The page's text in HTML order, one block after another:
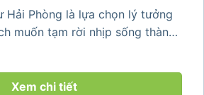
Hải Phòng là lựa chọn lý tưởng
muốn tạm rời nhịp sống thành
gian núi rừng trong lành,
Xem chi tiết